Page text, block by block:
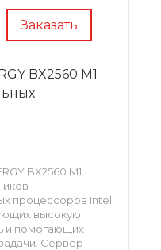
Заказать
BX2560 M1
BX2560 M1
процессоров Intel
высокую
и помогающих
Сервер